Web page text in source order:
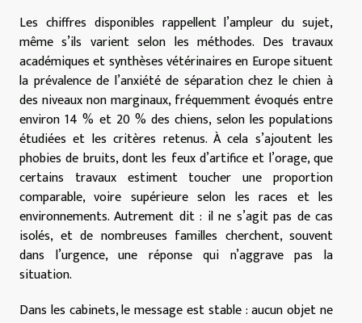
Les chiffres disponibles rappellent l’ampleur du sujet,
même s’ils varient selon les méthodes. Des travaux
académiques et synthèses vétérinaires en Europe situent
la prévalence de l’anxiété de séparation chez le chien à
des niveaux non marginaux, fréquemment évoqués entre
environ 14 % et 20 % des chiens, selon les populations
étudiées et les critères retenus. À cela s’ajoutent les
phobies de bruits, dont les feux d’artifice et l’orage, que
certains travaux estiment toucher une proportion
comparable, voire supérieure selon les races et les
environnements. Autrement dit : il ne s’agit pas de cas
isolés, et de nombreuses familles cherchent, souvent
dans l’urgence, une réponse qui n’aggrave pas la
situation.
Dans les cabinets, le message est stable : aucun objet ne